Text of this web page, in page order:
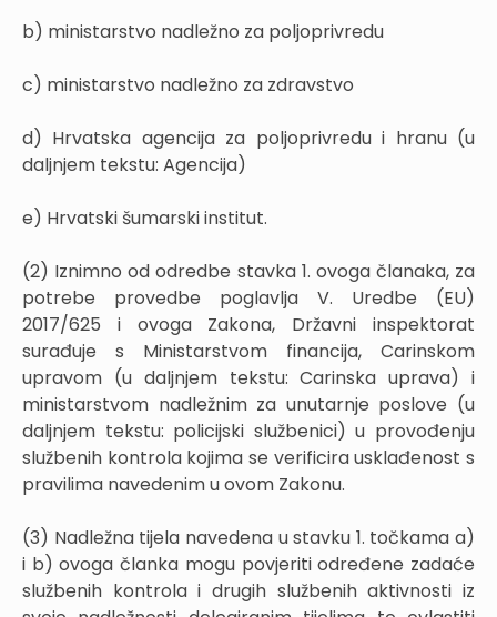
b) ministarstvo nadležno za poljoprivredu
c) ministarstvo nadležno za zdravstvo
d) Hrvatska agencija za poljoprivredu i hranu (u
daljnjem tekstu: Agencija)
e) Hrvatski šumarski institut.
(2) Iznimno od odredbe stavka 1. ovoga članaka, za
potrebe provedbe poglavlja V. Uredbe (EU)
2017/625 i ovoga Zakona, Državni inspektorat
surađuje s Ministarstvom financija, Carinskom
upravom (u daljnjem tekstu: Carinska uprava) i
ministarstvom nadležnim za unutarnje poslove (u
daljnjem tekstu: policijski službenici) u provođenju
službenih kontrola kojima se verificira usklađenost s
pravilima navedenim u ovom Zakonu.
(3) Nadležna tijela navedena u stavku 1. točkama a)
i b) ovoga članka mogu povjeriti određene zadaće
službenih kontrola i drugih službenih aktivnosti iz